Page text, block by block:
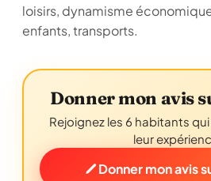
loisirs, dynamisme
enfants, transports.
Donner mon avis
Rejoignez les 6 habitants
leur
Donner mon avis